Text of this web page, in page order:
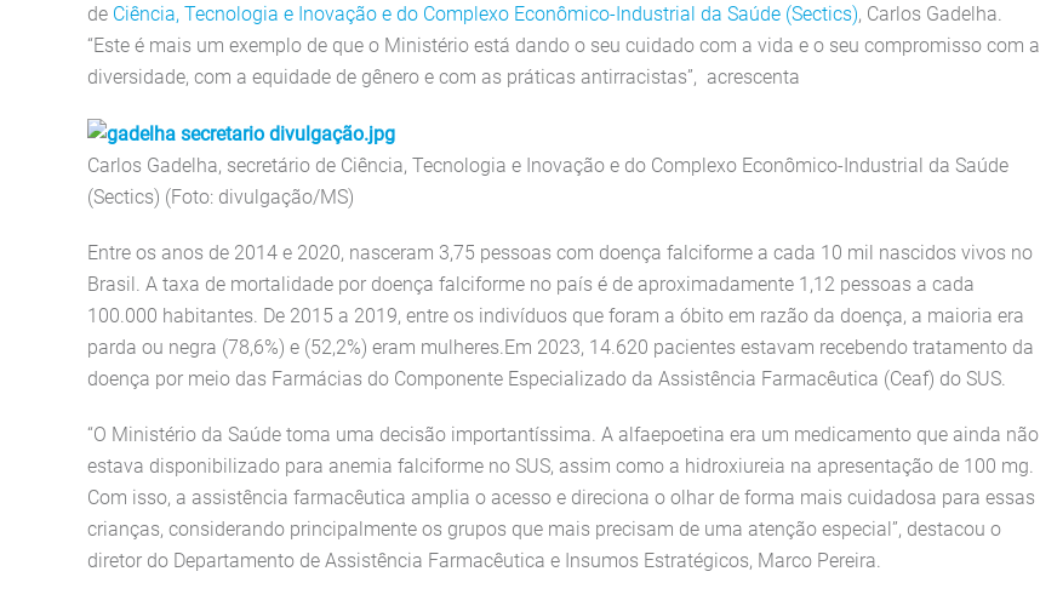
de Ciência, Tecnologia e Inovação e do Complexo Econômico-Industrial da Saúde (Sectics), Carlos Gadelha.
“Este é mais um exemplo de que o Ministério está dando o seu cuidado com a vida e o seu compromisso com a
diversidade, com a equidade de gênero e com as práticas antirracistas”, acrescenta
Carlos Gadelha, secretário de Ciência, Tecnologia e Inovação e do Complexo Econômico-Industrial da Saúde
(Sectics) (Foto: divulgação/MS)
Entre os anos de 2014 e 2020, nasceram 3,75 pessoas com doença falciforme a cada 10 mil nascidos vivos no
Brasil. A taxa de mortalidade por doença falciforme no país é de aproximadamente 1,12 pessoas a cada
100.000 habitantes. De 2015 a 2019, entre os indivíduos que foram a óbito em razão da doença, a maioria era
parda ou negra (78,6%) e (52,2%) eram mulheres.Em 2023, 14.620 pacientes estavam recebendo tratamento da
doença por meio das Farmácias do Componente Especializado da Assistência Farmacêutica (Ceaf) do SUS.
“O Ministério da Saúde toma uma decisão importantíssima. A alfaepoetina era um medicamento que ainda não
estava disponibilizado para anemia falciforme no SUS, assim como a hidroxiureia na apresentação de 100 mg.
Com isso, a assistência farmacêutica amplia o acesso e direciona o olhar de forma mais cuidadosa para essas
crianças, considerando principalmente os grupos que mais precisam de uma atenção especial”, destacou o
diretor do Departamento de Assistência Farmacêutica e Insumos Estratégicos, Marco Pereira.